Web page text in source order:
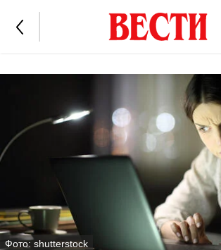
Фото: shutterstock